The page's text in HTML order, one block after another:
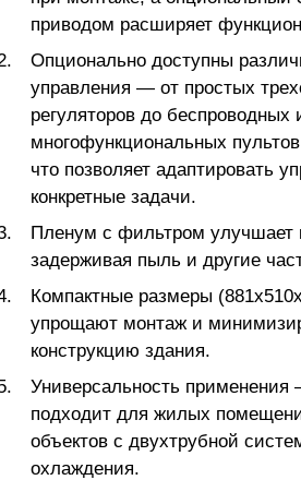
приводом расширяет
Опционально доступны
управления — от простых
регуляторов до беспроводных
многофункциональных
что позволяет адаптировать
конкретные задачи.
Пленум с фильтром улучшает
задерживая пыль и другие
Компактные размеры
упрощают монтаж и
конструкцию здания.
Универсальность
подходит для жилых
объектов с двухтрубной
охлаждения.